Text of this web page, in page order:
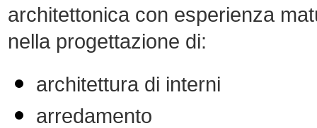
architettonica con esperienza
nella progettazione di:
architettura di interni
arredamento